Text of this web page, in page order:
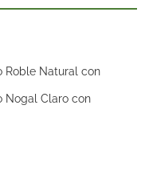
Roble Natural con
Nogal Claro con